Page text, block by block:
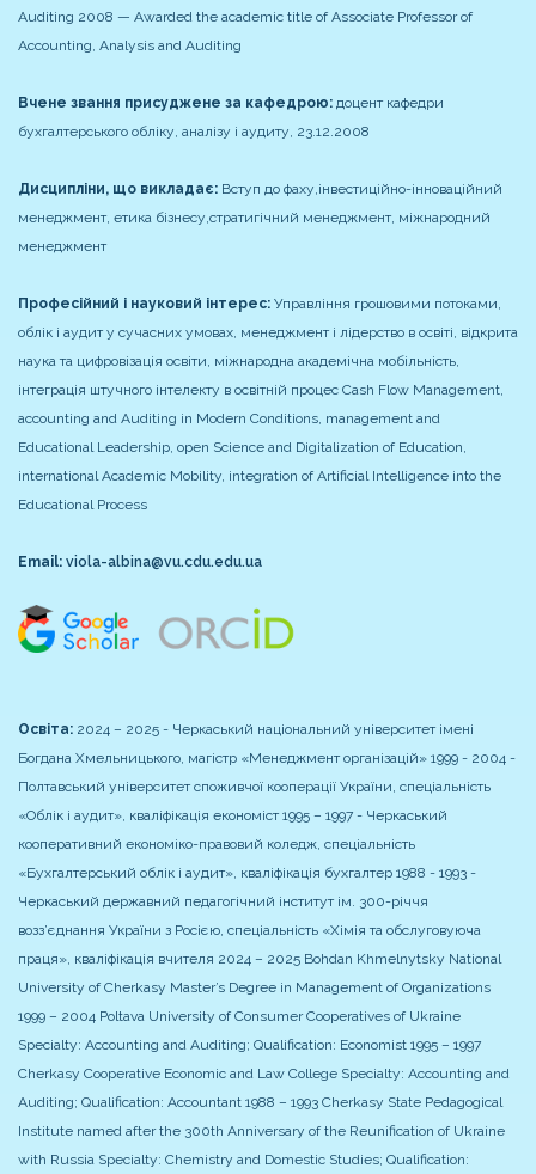
Auditing 2008 — Awarded the academic title of Associate Professor of
Accounting, Analysis and Auditing
Вчене звання присуджене за кафедрою: доцент кафедри
бухгалтерського обліку, аналізу і аудиту, 23.12.2008
Дисципліни, що викладає: Вступ до фаху,інвестиційно-інноваційний
менеджмент, етика бізнесу,стратигічний менеджмент, міжнародний
менеджмент
Професійний і науковий інтерес: Управління грошовими потоками,
облік і аудит у сучасних умовах, менеджмент і лідерство в освіті, відкрита
наука та цифровізація освіти, міжнародна академічна мобільність,
інтеграція штучного інтелекту в освітній процес Cash Flow Management,
accounting and Auditing in Modern Conditions, management and
Educational Leadership, open Science and Digitalization of Education,
international Academic Mobility, integration of Artificial Intelligence into the
Educational Process
Email: viola-albina@vu.cdu.edu.ua
Освіта: 2024 – 2025 - Черкаський національний університет імені
Богдана Хмельницького, магістр «Менеджмент організацій» 1999 - 2004 -
Полтавський університет споживчої кооперації України, спеціальність
«Облік і аудит», кваліфікація економіст 1995 – 1997 - Черкаський
кооперативний економіко-правовий коледж, спеціальність
«Бухгалтерський облік і аудит», кваліфікація бухгалтер 1988 - 1993 -
Черкаський державний педагогічний інститут ім. 300-річчя
возз’єднання України з Росією, спеціальність «Хімія та обслуговуюча
праця», кваліфікація вчителя 2024 – 2025 Bohdan Khmelnytsky National
University of Cherkasy Master’s Degree in Management of Organizations
1999 – 2004 Poltava University of Consumer Cooperatives of Ukraine
Specialty: Accounting and Auditing; Qualification: Economist 1995 – 1997
Cherkasy Cooperative Economic and Law College Specialty: Accounting and
Auditing; Qualification: Accountant 1988 – 1993 Cherkasy State Pedagogical
Institute named after the 300th Anniversary of the Reunification of Ukraine
with Russia Specialty: Chemistry and Domestic Studies; Qualification: